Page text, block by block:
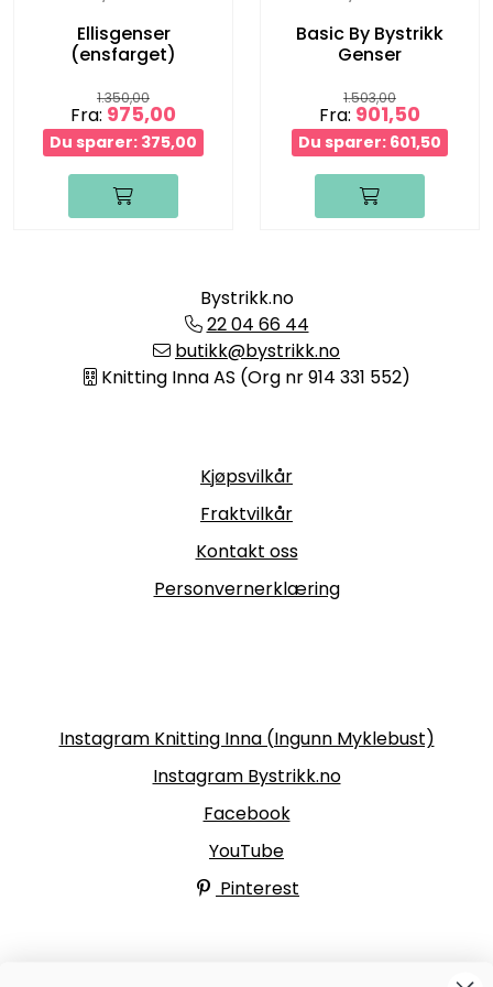
Ellisgenser
(ensfarget)
1.350,00
Fra: 975,00
Du sparer: 375,00
Basic By Bystrikk
Genser
1.503,00
Fra: 901,50
Du sparer: 601,50
Bystrikk.no
22 04 66 44
butikk@bystrikk.no
Knitting Inna AS (Org nr 914 331 552)
Kjøpsvilkår
Fraktvilkår
Kontakt oss
Personvernerklæring
Instagram Knitting Inna (Ingunn Myklebust)
Instagram Bystrikk.no
Facebook
YouTube
Pinterest